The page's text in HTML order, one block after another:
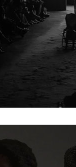
Indicação